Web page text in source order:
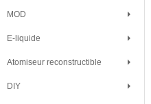
MOD
E-liquide
Atomiseur reconstructible
DIY